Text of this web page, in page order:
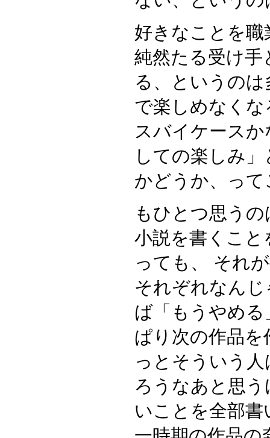
好きなことを
純然たる受け手
る、というの
で楽しめなく
スバイケース
しての楽しみ
かどうか、っ
もひとつ思う
小説を書くこ
っても、 それ
それぞれなん
ば「もうやめ
ぱり次の作品
っとそういう
ろうなあと思
いことを全部